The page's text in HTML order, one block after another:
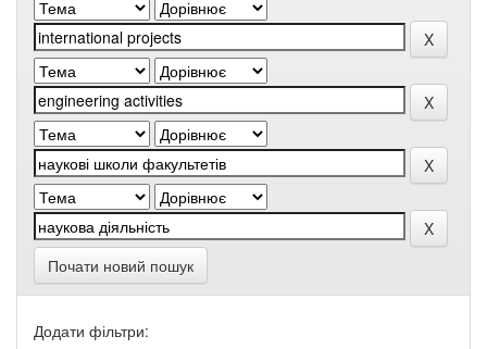
Почати новий пошук
Додати фільтри: